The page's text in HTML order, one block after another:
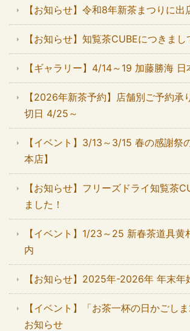
【お知らせ】令和8年新茶まつりに出
【お知らせ】知覧茶CUBEにつきまし
【ギャラリー】4/14～19 加藤勝海
【2026年新茶予約】店舗別ご予約承
切日 4/25～
【イベント】3/13～3/15 春の感謝祭
本店】
【お知らせ】フリーズドライ知覧茶
ました！
【イベント】1/23～25 新春茶道具黄
内
【お知らせ】2025年-2026年 年末年
【イベント】「お茶一杯の日かごし
お知らせ